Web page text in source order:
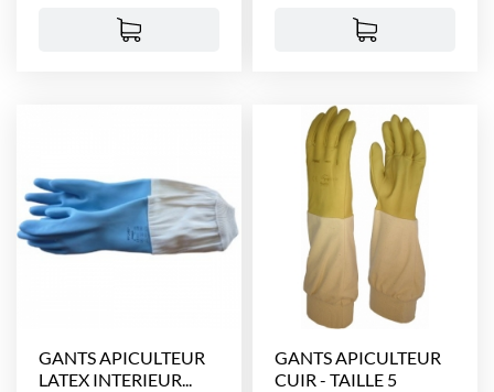
GANTS APICULTEUR
LATEX INTERIEUR...
GANTS APICULTEUR
CUIR - TAILLE 5